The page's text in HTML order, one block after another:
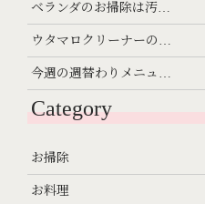
ベランダのお掃除は汚…
ウタマロクリーナーの…
今週の週替わりメニュ…
Category
お掃除
お料理